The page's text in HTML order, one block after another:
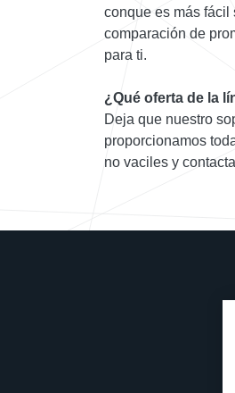
conque es más fácil
comparación de
para ti.
¿Qué oferta de la
Deja que nuestro
proporcionamos
no vaciles y